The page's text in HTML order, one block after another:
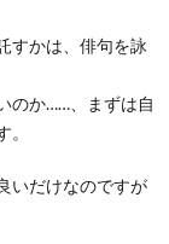
すかは、俳句を詠
のか……、まずは自
いだけなのですが